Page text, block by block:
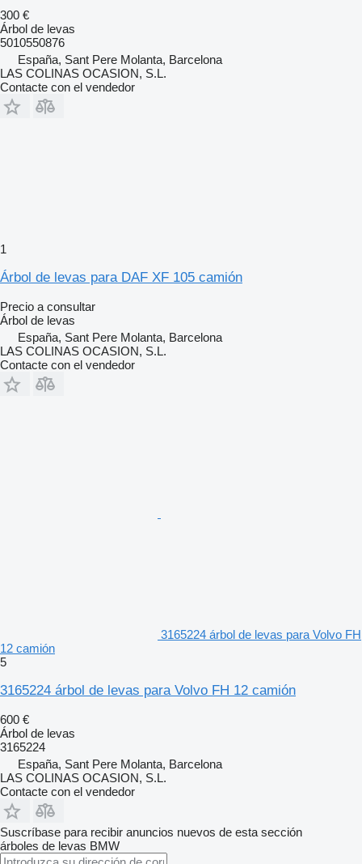
300 €
Árbol de levas
5010550876
España, Sant Pere Molanta, Barcelona
LAS COLINAS OCASION, S.L.
Contacte con el vendedor
1
Árbol de levas para DAF XF 105 camión
Precio a consultar
Árbol de levas
España, Sant Pere Molanta, Barcelona
LAS COLINAS OCASION, S.L.
Contacte con el vendedor
3165224 árbol de levas para Volvo FH
12 camión
5
3165224 árbol de levas para Volvo FH 12 camión
600 €
Árbol de levas
3165224
España, Sant Pere Molanta, Barcelona
LAS COLINAS OCASION, S.L.
Contacte con el vendedor
Suscríbase para recibir anuncios nuevos de esta sección
árboles de levas BMW